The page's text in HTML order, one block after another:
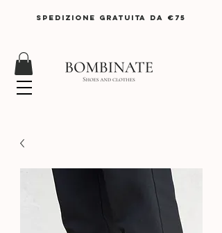
SPEDIZIONE GRATUITA DA €75